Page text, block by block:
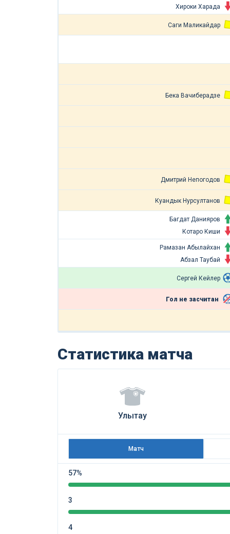
Хироки Харада
Саги Маликайдар
Бека Вачиберадзе
Дмитрий Непогодов
Куандык Нурсултанов
Багдат Данияров
Котаро Киши
Рамазан Абылайхан
Абзал Таубай
Сергей Кейлер
Гол не засчитан
Статистика матча
Улытау
Матч
57%
3
4